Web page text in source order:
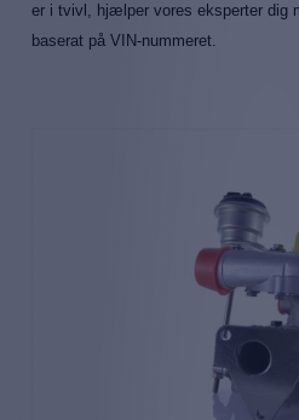
er i tvivl, hjælper vores eksperter dig
baserat på VIN-nummeret.